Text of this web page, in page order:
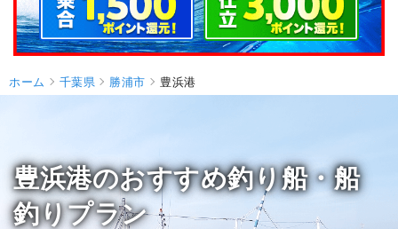
ホーム 千葉県 勝浦市 豊浜港
豊浜港のおすすめ釣り船・船
釣りプラン